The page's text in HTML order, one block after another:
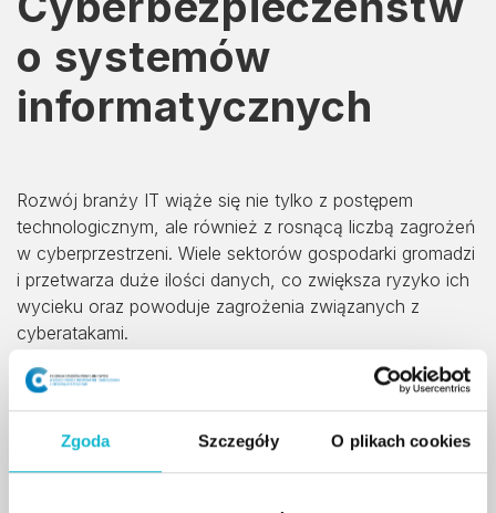
Zgoda Szczegóły O plikach cookies
o systemów
informatycznych
Rozwój branży IT wiąże się nie tylko z postępem
technologicznym, ale również z rosnącą liczbą zagrożeń
w cyberprzestrzeni. Wiele sektorów gospodarki gromadzi
i przetwarza duże ilości danych, co zwiększa ryzyko ich
wycieku oraz powoduje zagrożenia związanych z
cyberatakami.
Specjaliści ds. cyberbezpieczeństwa są obecnie
niezbędni w organizacjach wykorzystujących
nowoczesne technologie. Ich zadaniem jest ochrona